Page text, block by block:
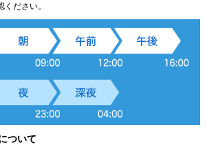
ください。
ついて